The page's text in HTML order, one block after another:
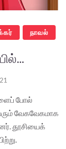
நாவல்
போல்
வேகவேகமாக
தூசியைக்